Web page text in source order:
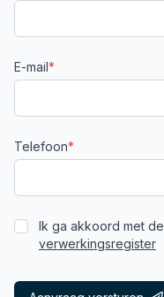
E-mail*
Telefoon*
Ik ga akkoord met de
verwerkingsregister